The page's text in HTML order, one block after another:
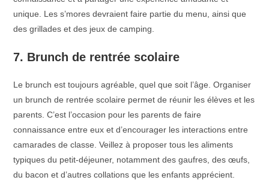
unique. Les s’mores devraient faire partie du menu, ainsi que
des grillades et des jeux de camping.
7. Brunch de rentrée scolaire
Le brunch est toujours agréable, quel que soit l’âge. Organiser
un brunch de rentrée scolaire permet de réunir les élèves et les
parents. C’est l’occasion pour les parents de faire
connaissance entre eux et d’encourager les interactions entre
camarades de classe. Veillez à proposer tous les aliments
typiques du petit-déjeuner, notamment des gaufres, des œufs,
du bacon et d’autres collations que les enfants apprécient.